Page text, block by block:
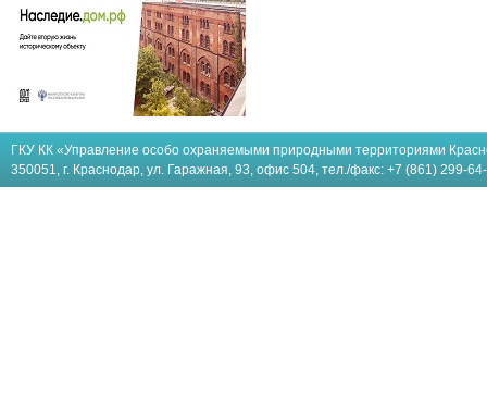
ГКУ КК «Управление особо охраняемыми природными территориями
350051, г. Краснодар, ул. Гаражная, 93, офис 504, тел./факс: +7 (861) 299-